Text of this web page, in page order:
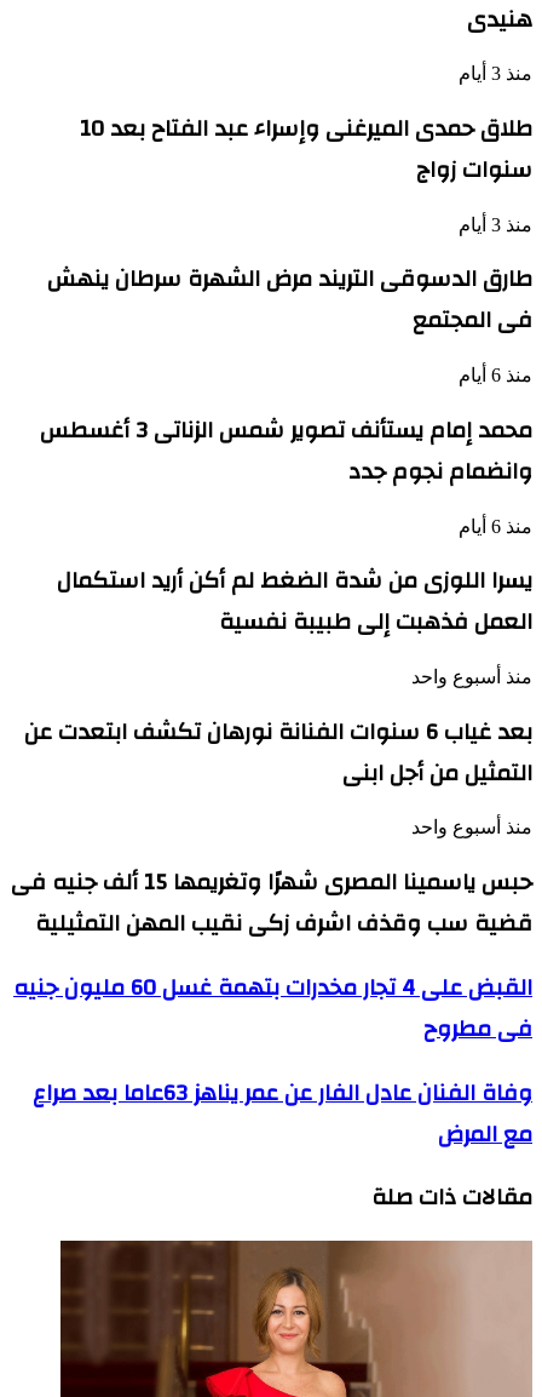
هنيدى
منذ 3 أيام
طلاق حمدى الميرغنى وإسراء عبد الفتاح بعد 10
سنوات زواج
منذ 3 أيام
طارق الدسوقى التريند مرض الشهرة سرطان ينهش
فى المجتمع
منذ 6 أيام
محمد إمام يستأنف تصوير شمس الزناتى 3 أغسطس
وانضمام نجوم جدد
منذ 6 أيام
يسرا اللوزى من شدة الضغط لم أكن أريد استكمال
العمل فذهبت إلى طبيبة نفسية
منذ أسبوع واحد
بعد غياب 6 سنوات الفنانة نورهان تكشف ابتعدت عن
التمثيل من أجل ابنى
منذ أسبوع واحد
حبس ياسمينا المصرى شهرًا وتغريمها 15 ألف جنيه فى
قضية سب وقذف اشرف زكى نقيب المهن التمثيلية
القبض
على
4
تجار
بتهمة
60
فى
القبض على 4 تجار مخدرات بتهمة غسل 60 مليون جنيه
فى مطروح
وفاة
الفنان
عادل
الفار
عمر
63عاما
وفاة الفنان عادل الفار عن عمر يناهز 63عاما بعد صراع
مع المرض
مقالات ذات صلة